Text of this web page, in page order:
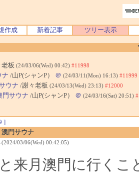
作成 新着記事 ツリー表示
板 (24/03/06(Wed) 00:42) #11998
ナ /山P(シャンP） ＠ (24/03/11(Mon) 16:13) #11999
ウナ /謝々老板 (24/03/13(Wed) 23:13) #12000
門サウナ /山P(シャンP） ＠ (24/03/16(Sat) 20:51)
]
澳門サウナ
-(2024/03/06(Wed) 00:42:05)
来月澳門に行くこ